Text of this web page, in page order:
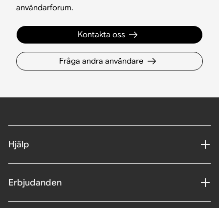
användarforum.
Kontakta oss
Fråga andra användare
Hjälp
Erbjudanden